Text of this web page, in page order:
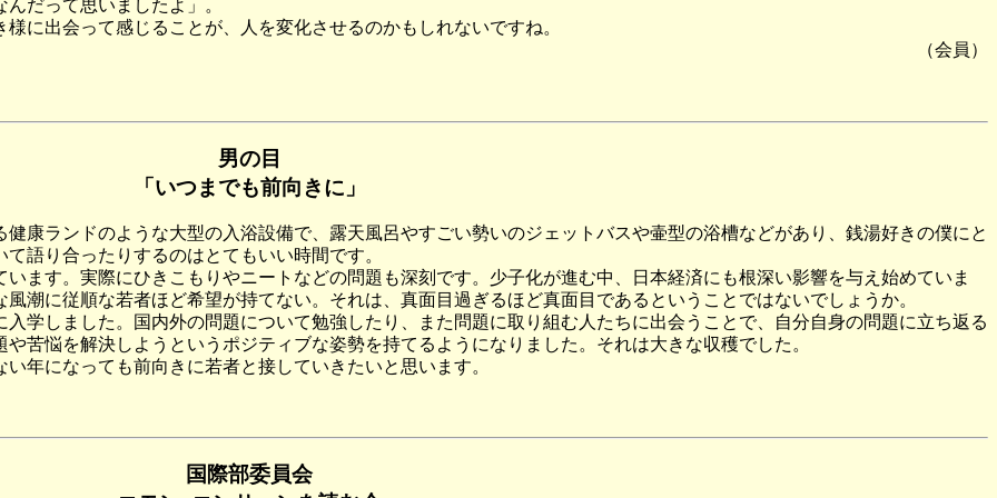
だって思いましたよ」。
出会って感じることが、人を変化させるのかもしれないですね。
（会員）
男の目
「いつまでも前向きに」
ランドのような大型の入浴設備で、露天風呂やすごい勢いのジェットバスや壷型の浴槽などがあり、銭湯好きの僕にと
語り合ったりするのはとてもいい時間です。
す。実際にひきこもりやニートなどの問題も深刻です。少子化が進む中、日本経済にも根深い影響を与え始めていま
潮に従順な若者ほど希望が持てない。それは、真面目過ぎるほど真面目であるということではないでしょうか。
しました。国内外の問題について勉強したり、また問題に取り組む人たちに出会うことで、自分自身の問題に立ち返る
苦悩を解決しようというポジティブな姿勢を持てるようになりました。それは大きな収穫でした。
になっても前向きに若者と接していきたいと思います。
国際部委員会